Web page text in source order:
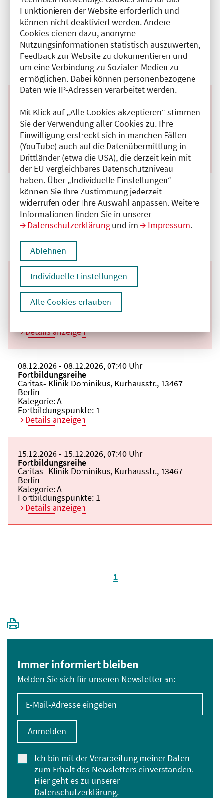
Funktionieren der Website erforderlich und
können nicht deaktiviert werden. Andere
Cookies dienen dazu, anonyme
Nutzungsinformationen statistisch auszuwerten,
Feedback zur Website zu dokumentieren und
um eine Verbindung zu Sozialen Medien zu
ermöglichen. Dabei können personenbezogene
Daten wie IP-Adressen verarbeitet werden.
Mit Klick auf „Alle Cookies akzeptieren“ stimmen
Sie der Verwendung aller Cookies zu. Ihre
Einwilligung erstreckt sich in manchen Fällen
(YouTube) auch auf die Datenübermittlung in
Drittländer (etwa die USA), die derzeit kein mit
der EU vergleichbares Datenschutzniveau
haben. Über „Individuelle Einstellungen“
können Sie Ihre Zustimmung jederzeit
widerrufen oder Ihre Auswahl anpassen. Weitere
Informationen finden Sie in unserer
Datenschutzerklärung und im Impressum.
Ablehnen
Individuelle Einstellungen
Alle Cookies erlauben
Beginn:
03.11.2026Ende und Anfangszeit:
-03.11.2026,07:40 Uhr
Veranstaltungstitel:
Fortbildungsreihe
Veranstaltungsort:
Caritas- Klinik Dominikus, Kurhausstr., 13467
Berlin
Kategorie:A
Fortbildungspunkte:1
Details anzeigen
Veranstaltungstitel:
Fortbildungsreihe
Veranstaltungsort:
Caritas- Klinik Dominikus, Kurhausstr., 13467
Berlin
Kategorie:A
Fortbildungspunkte:1
Details anzeigen
Beginn:
17.11.2026Ende und Anfangszeit:
- 17.11.2026,07:40 Uhr
Veranstaltungstitel:
Fortbildungsreihe
Veranstaltungsort:
Caritas- Klinik Dominikus, Kurhausstr., 13467
Berlin
Kategorie:A
Details anzeigen
Beginn:
01.12.2026Ende und Anfangszeit:
-01.12.2026,07:40 Uhr
Veranstaltungstitel:
Fortbildungsreihe
Veranstaltungsort:
Caritas- Klinik Dominikus, Kurhausstr., 13467
Berlin
Kategorie:A
Details anzeigen
Beginn:
08.12.2026Ende und Anfangszeit:
- 08.12.2026,07:40 Uhr
Veranstaltungstitel:
Fortbildungsreihe
Veranstaltungsort:
Caritas- Klinik Dominikus, Kurhausstr., 13467
Berlin
Kategorie:A
Fortbildungspunkte: 1
Details anzeigen
Beginn:
15.12.2026Ende und Anfangszeit:
- 15.12.2026,07:40 Uhr
Veranstaltungstitel:
Fortbildungsreihe
Veranstaltungsort:
Caritas- Klinik Dominikus, Kurhausstr., 13467
Berlin
Kategorie:A
Fortbildungspunkte: 1
Details anzeigen
1
Immer informiert bleiben
Melden Sie sich für unseren Newsletter an:
E-Mail-Adresse eingeben
Ich bin mit der Verarbeitung meiner Daten
zum Erhalt des Newsletters einverstanden.
Hier geht es zu unserer
Datenschutzerklärung.
Anmelden